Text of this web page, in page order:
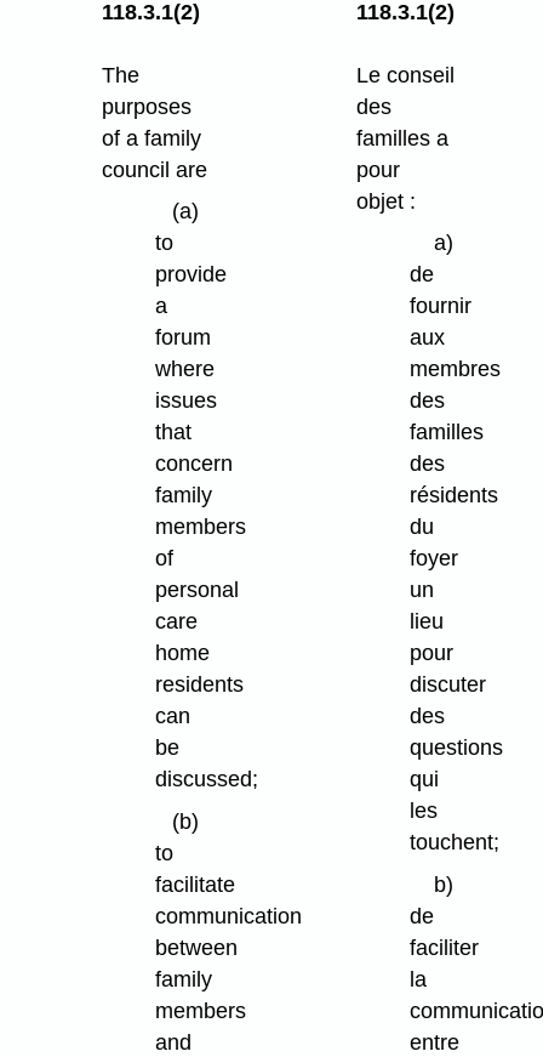
118.3.1(2)
The
purposes
of a family
council are
(a)
to
provide
a
forum
where
issues
that
concern
family
members
of
personal
care
home
residents
can
be
discussed;
(b)
to
facilitate
communication
between
family
members
and
118.3.1(2)
Le conseil
des
familles a
pour
objet :
a)
de
fournir
aux
membres
des
familles
des
résidents
du
foyer
un
lieu
pour
discuter
des
questions
qui
les
touchent;
b)
de
faciliter
la
entre